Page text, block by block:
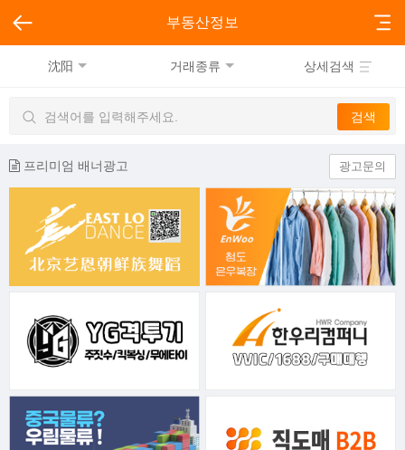
부동산정보
沈阳 거래종류 상세검색
프리미엄 배너광고 광고문의